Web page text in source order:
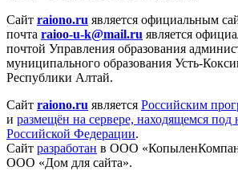
Сайт raiono.ru является официальным
почта raioo-u-k@mail.ru является
почтой Управления образования
муниципального образования Усть-
Республики Алтай.
Сайт raiono.ru является Российским
и размещён на сервере, находящемся
Российской Федерации.
Сайт разработан в ООО
ООО «Дом для сайта».